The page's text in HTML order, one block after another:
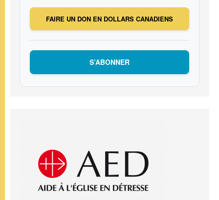
FAIRE UN DON EN DOLLARS CANADIENS
S’ABONNER